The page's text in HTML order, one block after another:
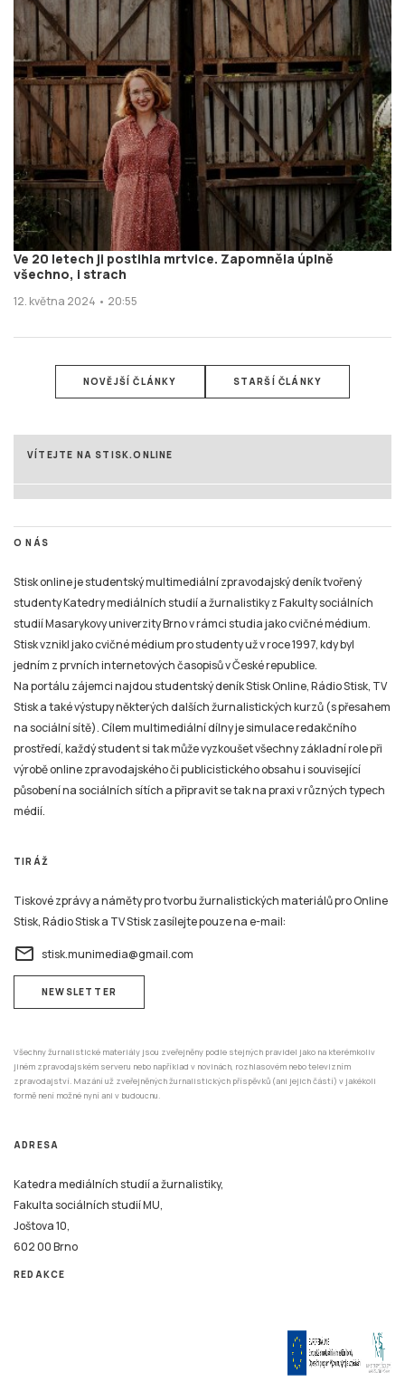
Ve 20 letech ji postihla mrtvice. Zapomněla úplně
všechno, i strach
12. května 2024 • 20:55
NOVĚJŠÍ ČLÁNKY STARŠÍ ČLÁNKY
VÍTEJTE NA STISK.ONLINE
O NÁS
Stisk online je studentský multimediální zpravodajský deník tvořený
studenty Katedry mediálních studií a žurnalistiky z Fakulty sociálních
studií Masarykovy univerzity Brno v rámci studia jako cvičné médium.
Stisk vznikl jako cvičné médium pro studenty už v roce 1997, kdy byl
jedním z prvních internetových časopisů v České republice.
Na portálu zájemci najdou studentský deník Stisk Online, Rádio Stisk, TV
Stisk a také výstupy některých dalších žurnalistických kurzů (s přesahem
na sociální sítě). Cílem multimediální dílny je simulace redakčního
prostředí, každý student si tak může vyzkoušet všechny základní role při
výrobě online zpravodajského či publicistického obsahu i související
působení na sociálních sítích a připravit se tak na praxi v různých typech
médií.
TIRÁŽ
Tiskové zprávy a náměty pro tvorbu žurnalistických materiálů pro Online
Stisk, Rádio Stisk a TV Stisk zasílejte pouze na e-mail:
email stisk.munimedia@gmail.com
NEWSLETTER
Všechny žurnalistické materiály jsou zveřejněny podle stejných pravidel jako na kterémkoliv
jiném zpravodajském serveru nebo například v novinách, rozhlasovém nebo televizním
zpravodajství. Mazání už zveřejněných žurnalistických příspěvků (ani jejich částí) v jakékoli
formě není možné nyní ani v budoucnu.
ADRESA
Katedra mediálních studií a žurnalistiky,
Fakulta sociálních studií MU,
Joštova 10,
602 00 Brno
REDAKCE